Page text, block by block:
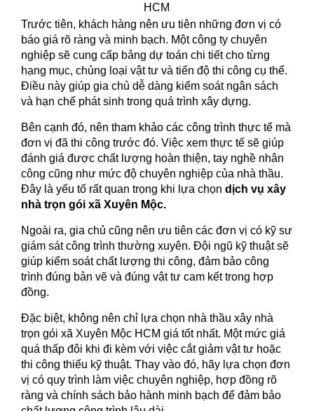
HCM
Trước tiên, khách hàng nên ưu tiên những đơn vị có
báo giá rõ ràng và minh bạch. Một công ty chuyên
nghiệp sẽ cung cấp bảng dự toán chi tiết cho từng
hạng mục, chủng loại vật tư và tiến độ thi công cụ thể.
Điều này giúp gia chủ dễ dàng kiểm soát ngân sách
và hạn chế phát sinh trong quá trình xây dựng.
Bên cạnh đó, nên tham khảo các công trình thực tế mà
đơn vị đã thi công trước đó. Việc xem thực tế sẽ giúp
đánh giá được chất lượng hoàn thiện, tay nghề nhân
công cũng như mức độ chuyên nghiệp của nhà thầu.
Đây là yếu tố rất quan trọng khi lựa chọn dịch vụ xây
nhà trọn gói xã Xuyên Mộc.
Ngoài ra, gia chủ cũng nên ưu tiên các đơn vị có kỹ sư
giám sát công trình thường xuyên. Đội ngũ kỹ thuật sẽ
giúp kiểm soát chất lượng thi công, đảm bảo công
trình đúng bản vẽ và đúng vật tư cam kết trong hợp
đồng.
Đặc biệt, không nên chỉ lựa chọn nhà thầu xây nhà
trọn gói xã Xuyên Mộc HCM giá tốt nhất. Một mức giá
quá thấp đôi khi đi kèm với việc cắt giảm vật tư hoặc
thi công thiếu kỹ thuật. Thay vào đó, hãy lựa chọn đơn
vị có quy trình làm việc chuyên nghiệp, hợp đồng rõ
ràng và chính sách bảo hành minh bạch để đảm bảo